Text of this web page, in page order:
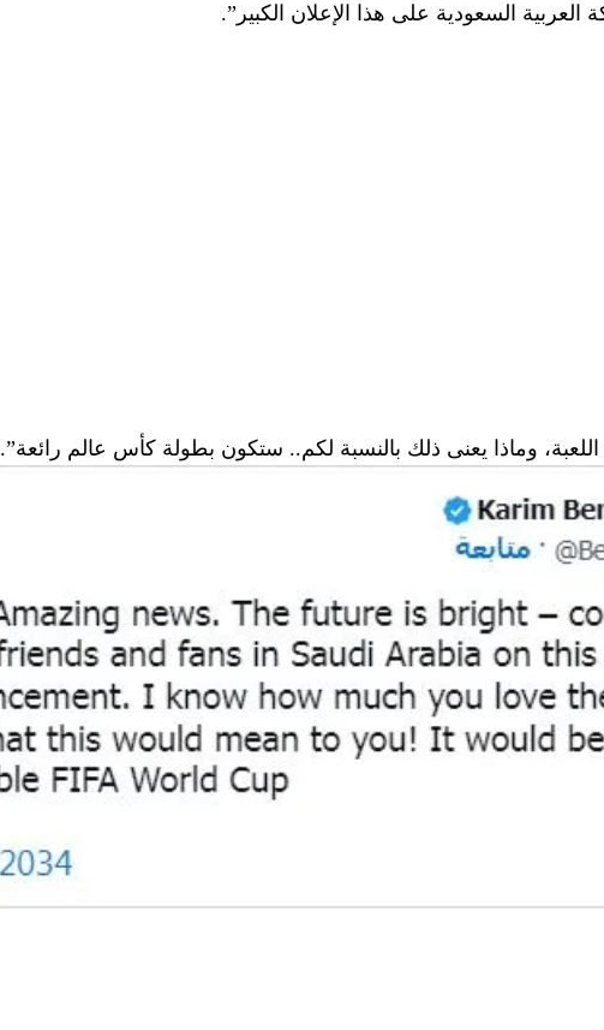
العربية السعودية على هذا الإعلان الكبير”.
وماذا يعنى ذلك بالنسبة لكم.. ستكون بطولة كأس عالم رائعة”.